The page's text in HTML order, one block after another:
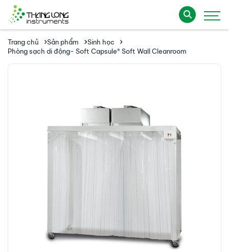
Trang chủ Sản phẩm
Sinh học
Phòng sạch di động- Soft Capsule® Soft Wall Cleanroom